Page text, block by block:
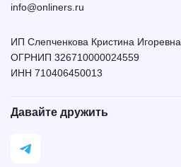
info@onliners.ru
ИП Слепченкова Кристина Игоревна
ОГРНИП 326710000024559
ИНН 710406450013
Давайте дружить